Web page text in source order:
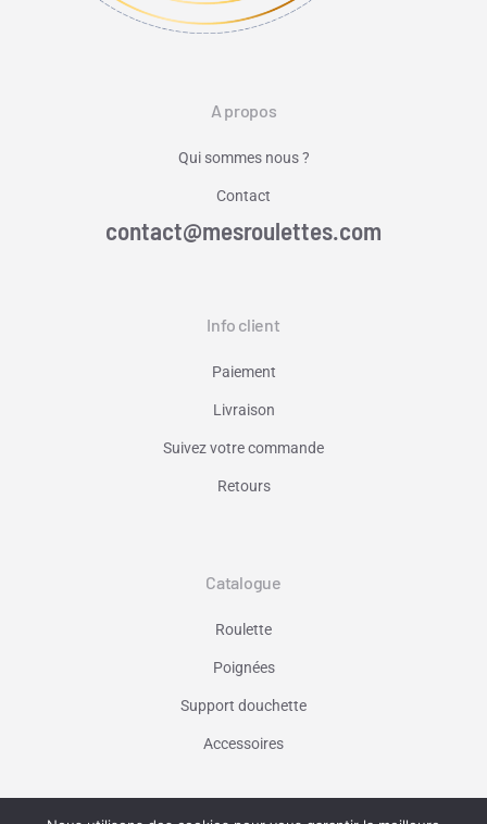
A propos
Qui sommes nous ?
Contact
contact@mesroulettes.com
Info client
Paiement
Livraison
Suivez votre commande
Retours
Catalogue
Roulette
Poignées
Support douchette
Accessoires